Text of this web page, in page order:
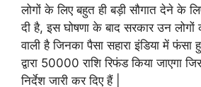
लोगों के लिए बहुत ही बड़ी सौगात देने के
दी है, इस घोषणा के बाद सरकार उन लोगों
वाली है जिनका पैसा सहारा इंडिया में
द्वारा 50000 राशि रिफंड किया जाएगा
निर्देश जारी कर दिए हैं |